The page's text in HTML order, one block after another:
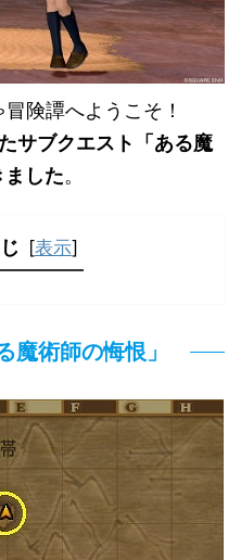
険譚へようこそ！
サブクエスト「ある魔
した。
[表示]
魔術師の悔恨」